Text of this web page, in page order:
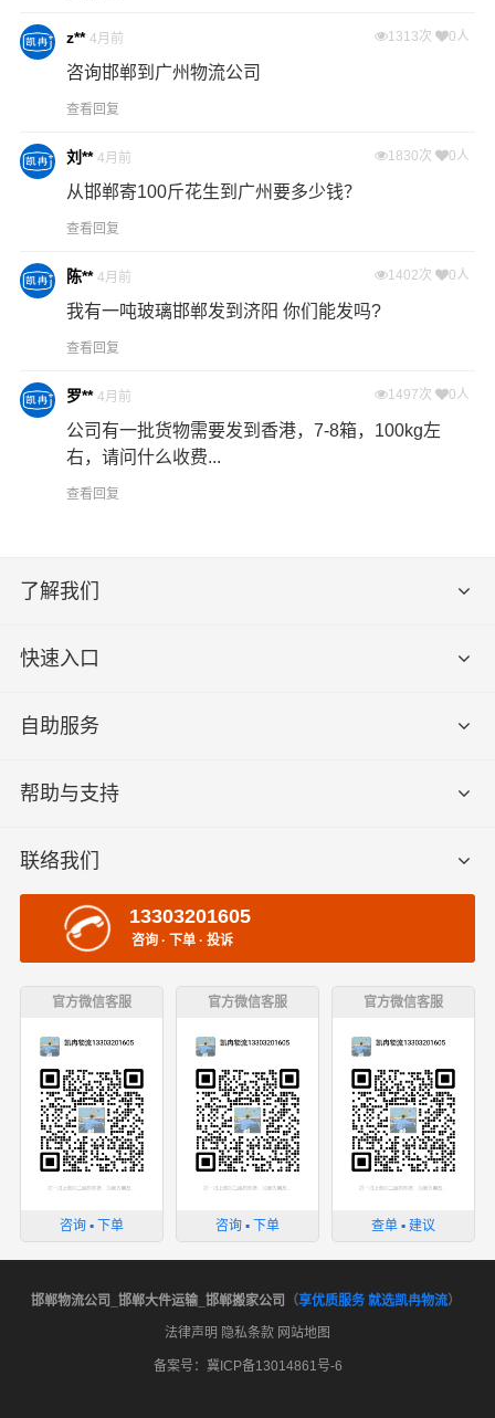
z** 4月前 1313次 0人
咨询邯郸到广州物流公司
查看回复
刘** 4月前 1830次 0人
从邯郸寄100斤花生到广州要多少钱？
查看回复
陈** 4月前 1402次 0人
我有一吨玻璃邯郸发到济阳 你们能发吗?
查看回复
罗** 4月前 1497次 0人
公司有一批货物需要发到香港，7-8箱，100kg左
右，请问什么收费...
查看回复
了解我们
快速入口
自助服务
帮助与支持
联络我们
13303201605
咨询 · 下单 · 投诉
官方微信客服
咨询 ▪ 下单
官方微信客服
咨询 ▪ 下单
官方微信客服
查单 ▪ 建议
邯郸物流公司_邯郸大件运输_邯郸搬家公司 （享优质服务 就选凯冉物流）
法律声明 隐私条款 网站地图
备案号：冀ICP备13014861号-6